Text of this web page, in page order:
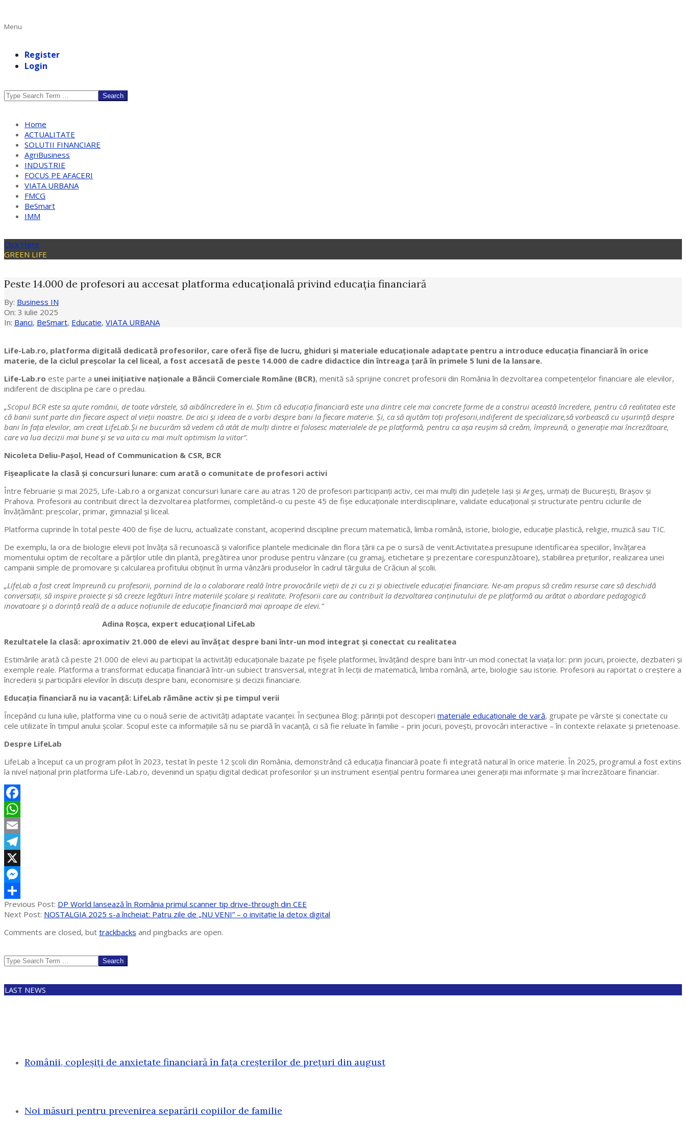
Primary
Menu
Register
Login
Search
Home
ACTUALITATE
SOLUTII FINANCIARE
AgriBusiness
INDUSTRIE
FOCUS PE AFACERI
VIATA URBANA
FMCG
BeSmart
IMM
Click Here
GREEN LIFE
Peste 14.000 de profesori au accesat platforma educațională privind educația financiară
By: Business IN
On: 3 iulie 2025
In: Banci, BeSmart, Educatie, VIATA URBANA
Life-Lab.ro, platforma digitală dedicată profesorilor, care oferă fișe de lucru, ghiduri și materiale educaționale adaptate pentru a introduce educația financiară în orice
materie, de la ciclul preșcolar la cel liceal, a fost accesată de peste 14.000 de cadre didactice din întreaga țară în primele 5 luni de la lansare.
Life-Lab.ro este parte a unei inițiative naționale a Băncii Comerciale Române (BCR), menită să sprijine concret profesorii din România în dezvoltarea competențelor financiare ale elevilor,
indiferent de disciplina pe care o predau.
„Scopul BCR este sa ajute românii, de toate vârstele, să aibăîncredere în ei. Știm că educația financiară este una dintre cele mai concrete forme de a construi această încredere, pentru că realitatea este
că banii sunt parte din fiecare aspect al vieții noastre. De aici și ideea de a vorbi despre bani la fiecare materie. Și, ca să ajutăm toți profesorii,indiferent de specializare,să vorbească cu ușurință despre
bani în fața elevilor, am creat LifeLab.Și ne bucurăm să vedem că atât de mulți dintre ei folosesc materialele de pe platformă, pentru ca așa reușim să creăm, împreună, o generație mai încrezătoare,
care va lua decizii mai bune și se va uita cu mai mult optimism la viitor”.
Nicoleta Deliu-Pașol, Head of Communication & CSR, BCR
Fișeaplicate la clasă și concursuri lunare: cum arată o comunitate de profesori activi
Între februarie și mai 2025, Life-Lab.ro a organizat concursuri lunare care au atras 120 de profesori participanți activ, cei mai mulți din județele Iași și Argeș, urmați de București, Brașov și
Prahova. Profesorii au contribuit direct la dezvoltarea platformei, completând-o cu peste 45 de fișe educaționale interdisciplinare, validate educațional și structurate pentru ciclurile de
învățământ: preșcolar, primar, gimnazial și liceal.
Platforma cuprinde în total peste 400 de fișe de lucru, actualizate constant, acoperind discipline precum matematică, limba română, istorie, biologie, educație plastică, religie, muzică sau TIC.
De exemplu, la ora de biologie elevii pot învăța să recunoască și valorifice plantele medicinale din flora țării ca pe o sursă de venit.Activitatea presupune identificarea speciilor, învățarea
momentului optim de recoltare a părților utile din plantă, pregătirea unor produse pentru vânzare (cu gramaj, etichetare și prezentare corespunzătoare), stabilirea prețurilor, realizarea unei
campanii simple de promovare și calcularea profitului obținut în urma vânzării produselor în cadrul târgului de Crăciun al școlii.
„LifeLab a fost creat împreună cu profesorii, pornind de la o colaborare reală între provocările vieții de zi cu zi și obiectivele educației financiare. Ne-am propus să creăm resurse care să deschidă
conversații, să inspire proiecte și să creeze legături între materiile școlare și realitate. Profesorii care au contribuit la dezvoltarea conținutului de pe platformă au arătat o abordare pedagogică
inovatoare și o dorință reală de a aduce noțiunile de educație financiară mai aproape de elevi.”
Adina Roșca, expert educațional LifeLab
Rezultatele la clasă: aproximativ 21.000 de elevi au învățat despre bani într-un mod integrat și conectat cu realitatea
Estimările arată că peste 21.000 de elevi au participat la activități educaționale bazate pe fișele platformei, învățând despre bani într-un mod conectat la viața lor: prin jocuri, proiecte, dezbateri și
exemple reale. Platforma a transformat educația financiară într-un subiect transversal, integrat în lecții de matematică, limba română, arte, biologie sau istorie. Profesorii au raportat o creștere a
încrederii și participării elevilor în discuții despre bani, economisire și decizii financiare.
Educația financiară nu ia vacanță: LifeLab rămâne activ și pe timpul verii
Începând cu luna iulie, platforma vine cu o nouă serie de activități adaptate vacanței. În secțiunea Blog: părinții pot descoperi materiale educaționale de vară, grupate pe vârste și conectate cu
cele utilizate în timpul anului școlar. Scopul este ca informațiile să nu se piardă în vacanță, ci să fie reluate în familie – prin jocuri, povești, provocări interactive – în contexte relaxate și prietenoase.
Despre LifeLab
LifeLab a început ca un program pilot în 2023, testat în peste 12 școli din România, demonstrând că educația financiară poate fi integrată natural în orice materie. În 2025, programul a fost extins
la nivel național prin platforma Life-Lab.ro, devenind un spațiu digital dedicat profesorilor și un instrument esențial pentru formarea unei generații mai informate și mai încrezătoare financiar.
Facebook
WhatsApp
Email
Telegram
X
Messenger
Partajează
2025-
07-
Previous Post: DP World lansează în România primul scanner tip drive-through din CEE
Next Post: NOSTALGIA 2025 s-a încheiat: Patru zile de „NU VENI” – o invitație la detox digital
Comments are closed, but trackbacks and pingbacks are open.
Search
LAST NEWS
Românii, copleșiți de anxietate financiară în fața creșterilor de prețuri din august
Noi măsuri pentru prevenirea separării copiilor de familie